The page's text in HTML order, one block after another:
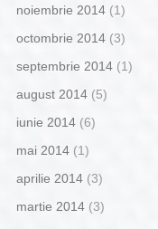
noiembrie 2014(1)
octombrie 2014(3)
septembrie 2014(1)
august 2014(5)
iunie 2014(6)
mai 2014(1)
aprilie 2014(3)
martie 2014(3)